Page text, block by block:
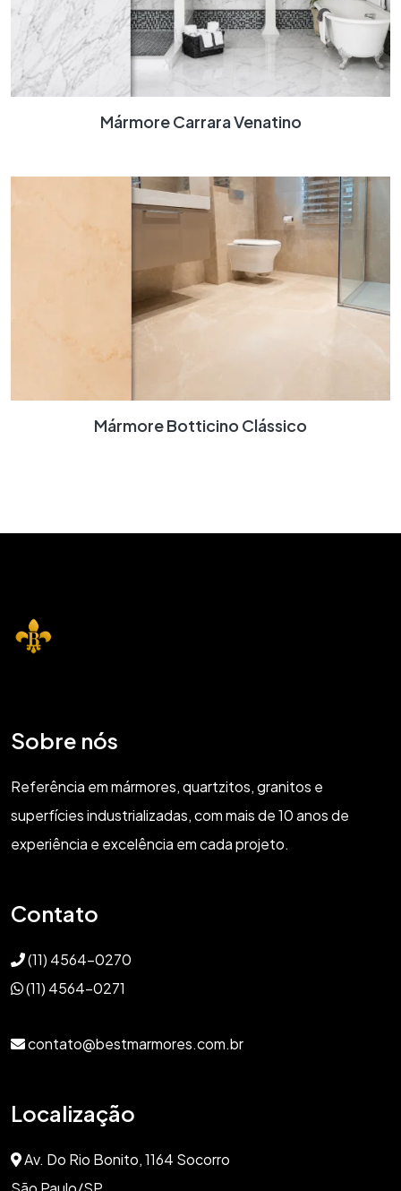
Mármore Carrara Venatino
Mármore Botticino Clássico
Sobre nós
Referência em mármores, quartzitos, granitos e
superfícies industrializadas, com mais de 10 anos de
experiência e excelência em cada projeto.
Contato
(11) 4564-0270
(11) 4564-0271
contato@bestmarmores.com.br
Localização
Av. Do Rio Bonito, 1164 Socorro